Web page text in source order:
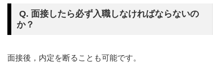
Q. 面接したら必ず入職しなければならないの
か？
面接後，内定を断ることも可能です。